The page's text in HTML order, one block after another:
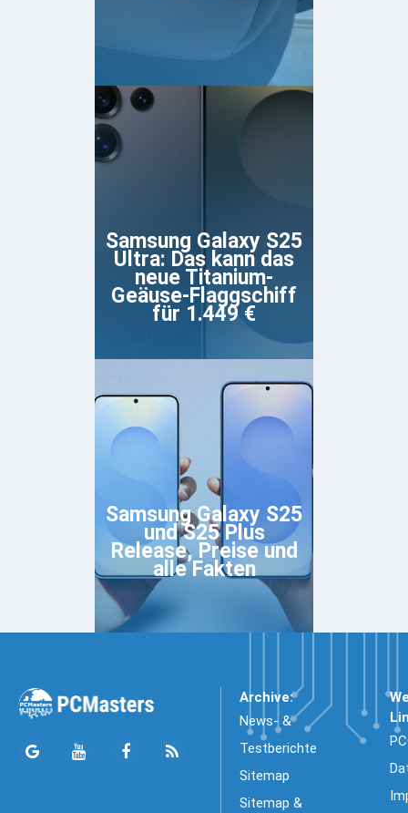
Samsung Galaxy S25
Ultra: Das kann das
neue Titanium-
Geäuse-Flaggschiff
für 1.449 €
Samsung Galaxy S25
und S25 Plus
Release, Preise und
alle Fakten
Archive:
News- &
Testberichte
Sitemap
Sitemap &